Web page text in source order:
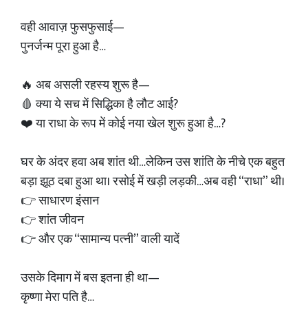
वही आवाज़ फुसफुसाई—
पुनर्जन्म पूरा हुआ है…
🔥 अब असली रहस्य शुरू है—
🩸 क्या ये सच में सिद्धिका है लौट आई?
❤️ या राधा के रूप में कोई नया खेल शुरू हुआ है…?
घर के अंदर हवा अब शांत थी…लेकिन उस शांति के नीचे एक बहुत
बड़ा झूठ दबा हुआ था। रसोई में खड़ी लड़की…अब वही “राधा” थी।
👉 साधारण इंसान
👉 शांत जीवन
👉 और एक “सामान्य पत्नी” वाली यादें
उसके दिमाग में बस इतना ही था—
कृष्णा मेरा पति है…